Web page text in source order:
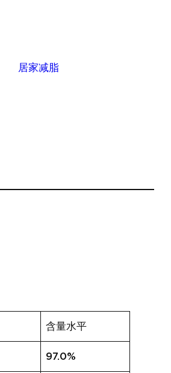
居家减脂
含量水平
97.0%